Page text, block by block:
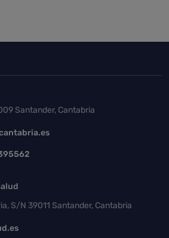
de página
Santander, Cantabria
S/N 39011 Santander, Cantabria